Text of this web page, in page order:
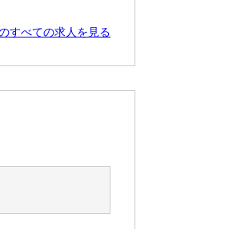
すべての求人を見る